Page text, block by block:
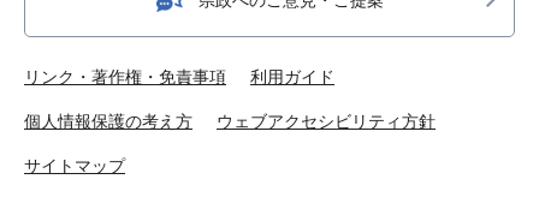
リンク・著作権・免責事項 利用ガイド
個人情報保護の考え方 ウェブアクセシビリティ方針
サイトマップ